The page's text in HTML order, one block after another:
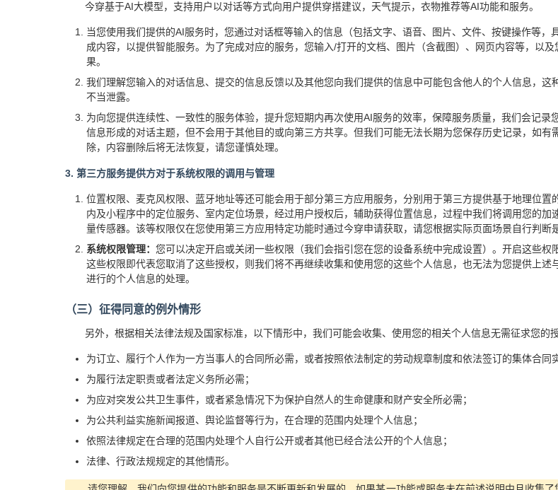
今穿基于AI大模型，支持用户以对话等方式向用户提供穿搭建议，天气提示，衣物推荐等AI功能和服务。
当您使用我们提供的AI服务时，您通过对话框等输入的信息（包括文字、语音、图片、文件、按键操作等
成内容，以提供智能服务。为了完成对应的服务，您输入/打开的文档、图片（含截图）、网页内容等，以
果。
我们理解您输入的对话信息、提交的信息反馈以及其他您向我们提供的信息中可能包含他人的个人信息，
不当泄露。
为向您提供连续性、一致性的服务体验，提升您短期内再次使用AI服务的效率，保障服务质量，我们会记
信息形成的对话主题，但不会用于其他目的或向第三方共享。但我们可能无法长期为您保存历史记录，如
除，内容删除后将无法恢复，请您谨慎处理。
3. 第三方服务提供方对于系统权限的调用与管理
位置权限、麦克风权限、蓝牙地址等还可能会用于部分第三方应用服务，分别用于第三方提供基于地理位
内及小程序中的定位服务、室内定位场景，经过用户授权后，辅助获得位置信息，过程中我们将调用您的
量传感器。该等权限仅在您使用第三方应用特定功能时通过今穿申请获取，请您根据实际页面场景自行判断
系统权限管理： 您可以决定开启或关闭一些权限（我们会指引您在您的设备系统中完成设置）。开启这些
这些权限即代表您取消了这些授权，则我们将不再继续收集和使用您的这些个人信息，也无法为您提供上
进行的个人信息的处理。
（三）征得同意的例外情形
另外，根据相关法律法规及国家标准，以下情形中，我们可能会收集、使用您的相关个人信息无需征求您的授
为订立、履行个人作为一方当事人的合同所必需，或者按照依法制定的劳动规章制度和依法签订的集体合同
为履行法定职责或者法定义务所必需；
为应对突发公共卫生事件，或者紧急情况下为保护自然人的生命健康和财产安全所必需；
为公共利益实施新闻报道、舆论监督等行为，在合理的范围内处理个人信息；
依照法律规定在合理的范围内处理个人自行公开或者其他已经合法公开的个人信息；
法律、行政法规规定的其他情形。